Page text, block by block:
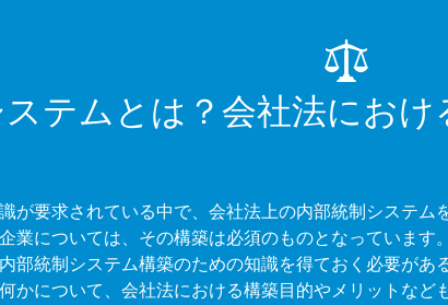
テムとは？会社法にお
が要求されている中で、会社法上の内部統制システム
業については、その構築は必須のものとなっています。
部統制システム構築のための知識を得ておく必要があ
かについて、会社法における構築目的やメリットなど